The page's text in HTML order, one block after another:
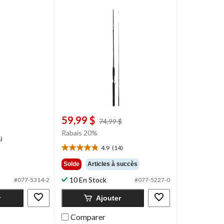
#077-5314-2
59,99 $ 74,99 $
Rabais 20%
4.9 (14)
4.9
étoile(s)
sur
5.
14
évaluations
Solde Articles à succès
10 En Stock #077-5227-0
Ajouter
Comparer